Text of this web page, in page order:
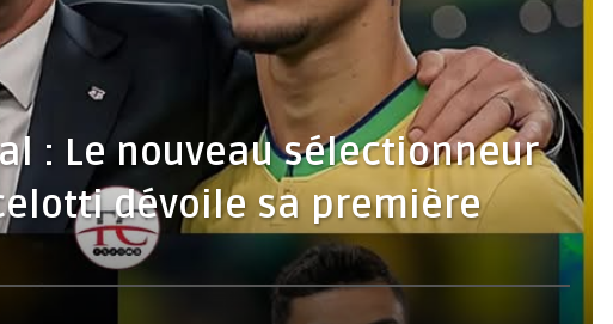
: Le nouveau sélectionneur
dévoile sa première